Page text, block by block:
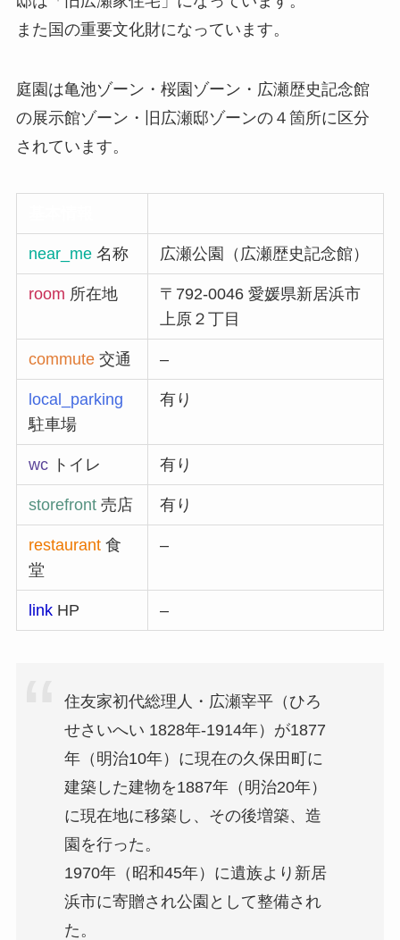
また国の重要文化財になっています。
庭園は亀池ゾーン・桜園ゾーン・広瀬歴史記念館
の展示館ゾーン・旧広瀬邸ゾーンの４箇所に区分
されています。
near_me 名称 広瀬公園（広瀬歴史記念館）
room 所在地
〒792-0046 愛媛県新居浜市
上原２丁目
commute 交通 –
local_parking
駐車場
有り
wc トイレ 有り
storefront 売店 有り
restaurant 食
堂
–
link HP –
住友家初代総理人・広瀬宰平（ひろ
せさいへい 1828年-1914年）が1877
年（明治10年）に現在の久保田町に
建築した建物を1887年（明治20年）
に現在地に移築し、その後増築、造
園を行った。
1970年（昭和45年）に遺族より新居
浜市に寄贈され公園として整備され
た。